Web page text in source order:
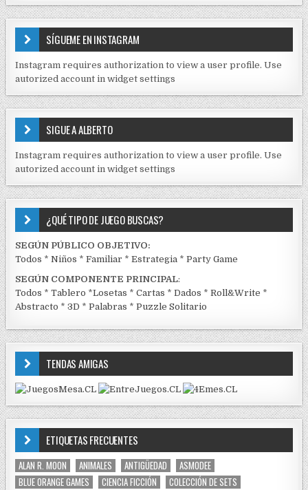
N
T
I
D
S
E
J
C
K
SÍGUEME EN INSTAGRAM
Instagram requires authorization to view a user profile. Use
autorized account in widget settings
SIGUE A ALBERTO
Instagram requires authorization to view a user profile. Use
autorized account in widget settings
¿QUÉ TIPO DE JUEGO BUSCAS?
SEGÚN PÚBLICO OBJETIVO:
Todos *Niños *Familiar *Estrategia *Party Game
SEGÚN COMPONENTE PRINCIPAL:
Todos *Tablero *Losetas *Cartas *Dados *Roll&Write *
Abstracto *3D *Palabras *Puzzle Solitario
TENDAS AMIGAS
ETIQUETAS FRECUENTES
ALAN R. MOON ANIMALES ANTIGÜEDAD
ASMODEE
BLUE ORANGE GAMES
CIENCIA FICCIÓN
COLECCIÓN DE SETS